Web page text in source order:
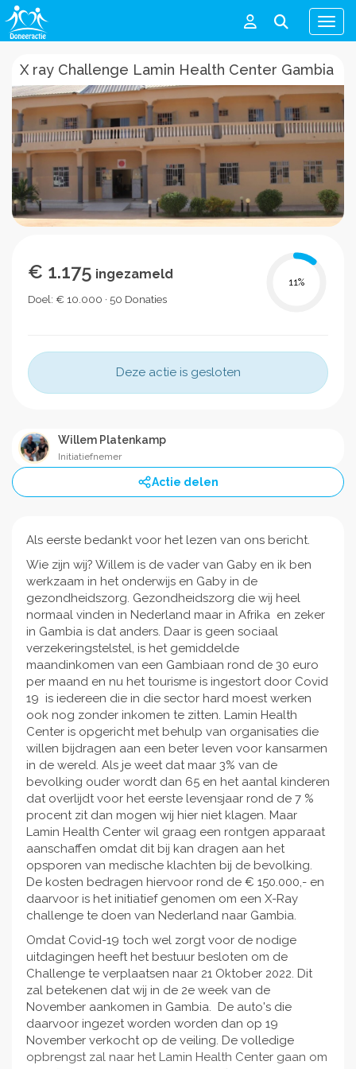
Menu
X ray Challenge Lamin Health Center Gambia
€ 1.175 ingezameld
Doel: € 10.000 · 50 Donaties
11%
Deze actie is gesloten
Willem Platenkamp
Initiatiefnemer
Actie delen
Als eerste bedankt voor het lezen van ons bericht.
Wie zijn wij? Willem is de vader van Gaby en ik ben
werkzaam in het onderwijs en Gaby in de
gezondheidszorg. Gezondheidszorg die wij heel
normaal vinden in Nederland maar in Afrika en zeker
in Gambia is dat anders. Daar is geen sociaal
verzekeringstelstel, is het gemiddelde
maandinkomen van een Gambiaan rond de 30 euro
per maand en nu het tourisme is ingestort door Covid
19 is iedereen die in die sector hard moest werken
ook nog zonder inkomen te zitten. Lamin Health
Center is opgericht met behulp van organisaties die
willen bijdragen aan een beter leven voor kansarmen
in de wereld. Als je weet dat maar 3% van de
bevolking ouder wordt dan 65 en het aantal kinderen
dat overlijdt voor het eerste levensjaar rond de 7 %
procent zit dan mogen wij hier niet klagen. Maar
Lamin Health Center wil graag een rontgen apparaat
aanschaffen omdat dit bij kan dragen aan het
opsporen van medische klachten bij de bevolking.
De kosten bedragen hiervoor rond de € 150.000,- en
daarvoor is het initiatief genomen om een X-Ray
challenge te doen van Nederland naar Gambia.
Omdat Covid-19 toch wel zorgt voor de nodige
uitdagingen heeft het bestuur besloten om de
Challenge te verplaatsen naar 21 Oktober 2022. Dit
zal betekenen dat wij in de 2e week van de
November aankomen in Gambia. De auto's die
daarvoor ingezet worden worden dan op 19
November verkocht op de veiling. De volledige
opbrengst zal naar het Lamin Health Center gaan om